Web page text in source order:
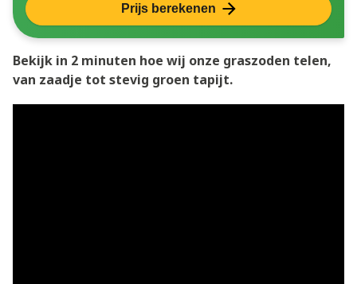
Prijs berekenen
Bekijk in 2 minuten hoe wij onze graszoden telen,
van zaadje tot stevig groen tapijt.